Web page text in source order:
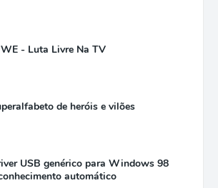
- Luta Livre Na TV
de heróis e vilões
USB genérico para Windows 98
automático